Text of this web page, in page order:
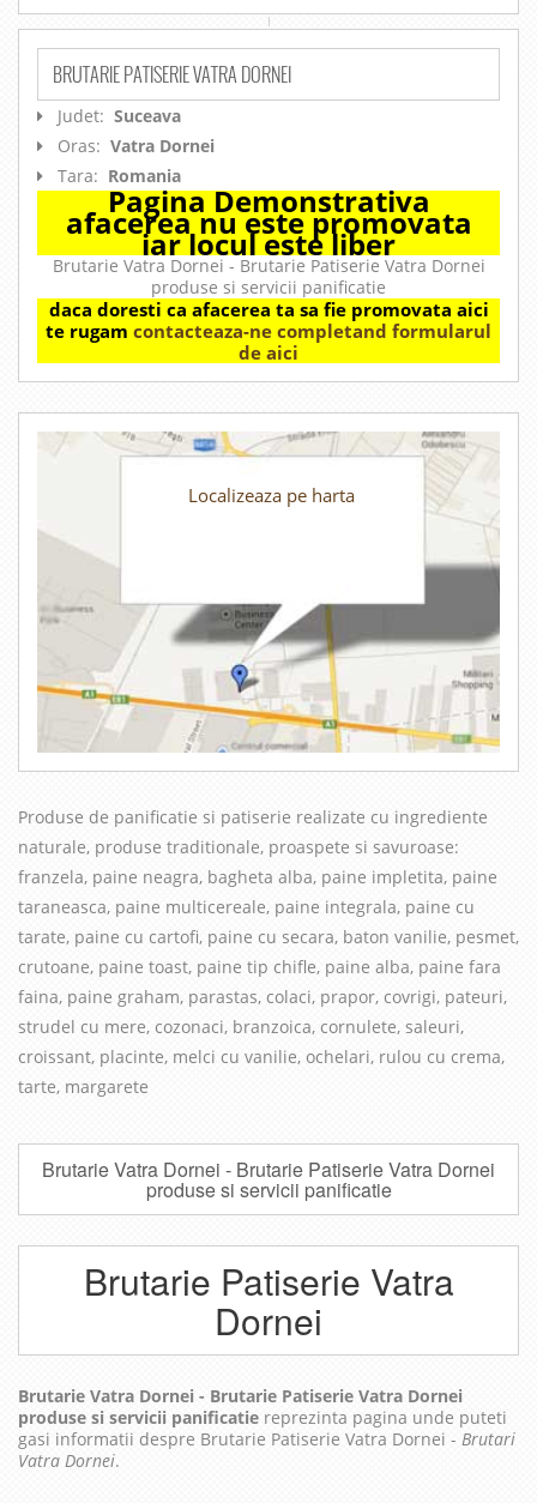
BRUTARIE PATISERIE VATRA DORNEI
Judet: Suceava
Oras: Vatra Dornei
Tara: Romania
Pagina Demonstrativa
afacerea nu este promovata
iar locul este liber
Brutarie Vatra Dornei - Brutarie Patiserie Vatra Dornei
produse si servicii panificatie
daca doresti ca afacerea ta sa fie promovata aici
te rugam contacteaza-ne completand formularul
de aici
Localizeaza pe harta
Produse de panificatie si patiserie realizate cu ingrediente
naturale, produse traditionale, proaspete si savuroase:
franzela, paine neagra, bagheta alba, paine impletita, paine
taraneasca, paine multicereale, paine integrala, paine cu
tarate, paine cu cartofi, paine cu secara, baton vanilie, pesmet,
crutoane, paine toast, paine tip chifle, paine alba, paine fara
faina, paine graham, parastas, colaci, prapor, covrigi, pateuri,
strudel cu mere, cozonaci, branzoica, cornulete, saleuri,
croissant, placinte, melci cu vanilie, ochelari, rulou cu crema,
tarte, margarete
Brutarie Vatra Dornei - Brutarie Patiserie Vatra Dornei
produse si servicii panificatie
Brutarie Patiserie Vatra
Dornei
Brutarie Vatra Dornei - Brutarie Patiserie Vatra Dornei
produse si servicii panificatie reprezinta pagina unde puteti
gasi informatii despre Brutarie Patiserie Vatra Dornei - Brutari
Vatra Dornei.